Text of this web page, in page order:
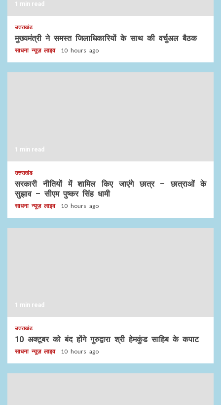
1 min read
उत्तराखंड
मुख्यमंत्री ने समस्त जिलाधिकारियों के साथ की वर्चुअल बैठक
साधना न्यूज़ लाइव 10 hours ago
1 min read
उत्तराखंड
सरकारी नीतियों में शामिल किए जाएंगे छात्र – छात्राओं के
सुझाव – सीएम पुष्कर सिंह धामी
साधना न्यूज़ लाइव 10 hours ago
1 min read
उत्तराखंड
10 अक्टूबर को बंद होंगे गुरुद्वारा श्री हेमकुंड साहिब के कपाट
साधना न्यूज़ लाइव 10 hours ago